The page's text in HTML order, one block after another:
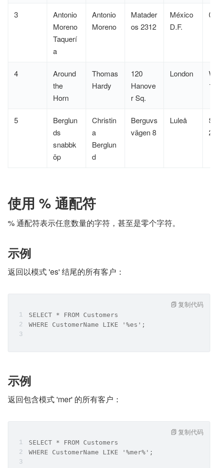
3
Antonio
Moreno
Taquerí
a
Antonio
Moreno
Matader
os 2312
México
D.F.
4
Around
the
Horn
Thomas
Hardy
120
Hanove
r Sq.
London
5
Berglun
ds
snabbk
öp
Christin
a
Berglun
d
Berguvs
vägen 8
Luleå
S-
22
使用 % 通配符
% 通配符表示任意数量的字符，甚至是零个字符。
示例
返回以模式 'es' 结尾的所有客户：
SELECT * FROM Customers
WHERE CustomerName LIKE '%es';
复制代码
示例
返回包含模式 'mer' 的所有客户：
SELECT * FROM Customers
WHERE CustomerName LIKE '%mer%';
复制代码